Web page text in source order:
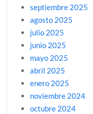
septiembre 2025
agosto 2025
julio 2025
junio 2025
mayo 2025
abril 2025
enero 2025
noviembre 2024
octubre 2024